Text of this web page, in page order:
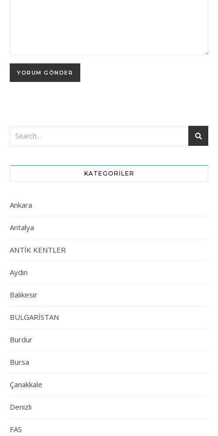
KATEGORILER
Ankara
Antalya
ANTİK KENTLER
Aydın
Balıkesir
BULGARİSTAN
Burdur
Bursa
Çanakkale
Denizli
FAS